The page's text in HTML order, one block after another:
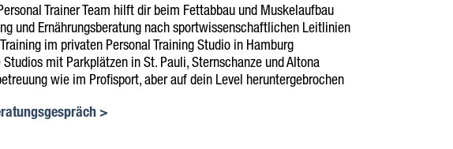
Trainer Team hilft dir beim Fettabbau und Muskelaufbau
und Ernährungsberatung nach sportwissenschaftlichen Leitlinien
im privaten Personal Training Studio in Hamburg
Studios mit Parkplätzen in St. Pauli, Sternschanze und Altona
wie im Profisport, aber auf dein Level heruntergebrochen
>